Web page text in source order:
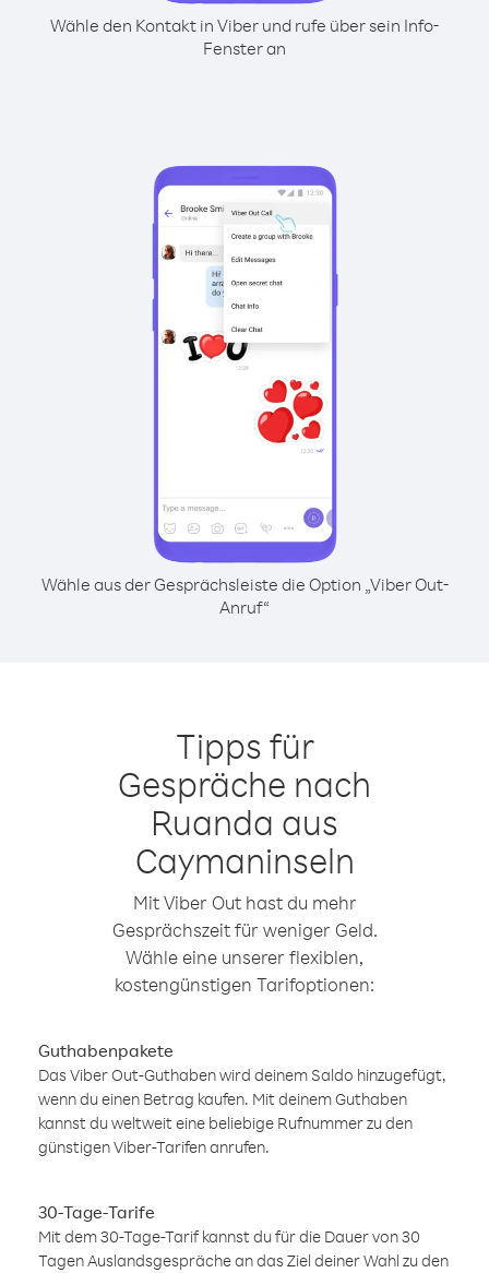
Wähle den Kontakt in Viber und rufe über sein Info-
Fenster an
Wähle aus der Gesprächsleiste die Option „Viber Out-
Anruf“
Tipps für
Gespräche nach
Ruanda aus
Caymaninseln
Mit Viber Out hast du mehr
Gesprächszeit für weniger Geld.
Wähle eine unserer flexiblen,
kostengünstigen Tarifoptionen:
Guthabenpakete
Das Viber Out-Guthaben wird deinem Saldo hinzugefügt,
wenn du einen Betrag kaufen. Mit deinem Guthaben
kannst du weltweit eine beliebige Rufnummer zu den
günstigen Viber-Tarifen anrufen.
30-Tage-Tarife
Mit dem 30-Tage-Tarif kannst du für die Dauer von 30
Tagen Auslandsgespräche an das Ziel deiner Wahl zu den